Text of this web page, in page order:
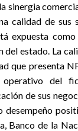
sinergia
calidad de sus
expuesta
del estado. La
que presenta
operativo del
de sus
desempeño
Banco de la